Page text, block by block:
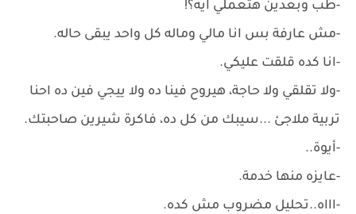
-طب وبعدين هتعملي ايه؟!
-مش عارفة بس انا مالي وماله كل واحد يبقى حاله.
-انا كده قلقت عليكي.
-ولا تقلقي ولا حاجة، هيروح فينا ده ولا ييجي فين ده احنا
تربية ملاجئ ...سيبك من كل ده، فاكرة شيرين صاحبتك.
-أيوة..
-عايزه منها خدمة.
-اااه..تحليل مضروب مش كده.